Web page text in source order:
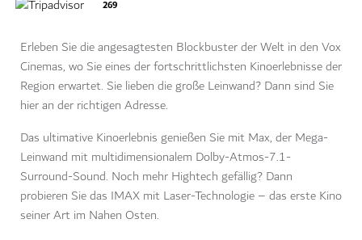
269
Erleben Sie die angesagtesten Blockbuster der Welt in den Vox
Cinemas, wo Sie eines der fortschrittlichsten Kinoerlebnisse der
Region erwartet. Sie lieben die große Leinwand? Dann sind Sie
hier an der richtigen Adresse.
Das ultimative Kinoerlebnis genießen Sie mit Max, der Mega-
Leinwand mit multidimensionalem Dolby-Atmos-7.1-
Surround-Sound. Noch mehr Hightech gefällig? Dann
probieren Sie das IMAX mit Laser-Technologie – das erste Kino
seiner Art im Nahen Osten.